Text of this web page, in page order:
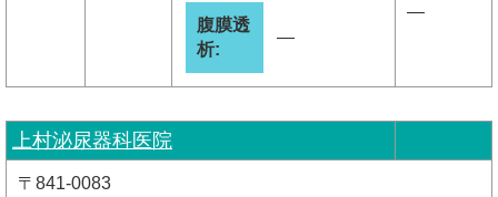
腹膜透
析:
―
―
上村泌尿器科医院
〒841-0083